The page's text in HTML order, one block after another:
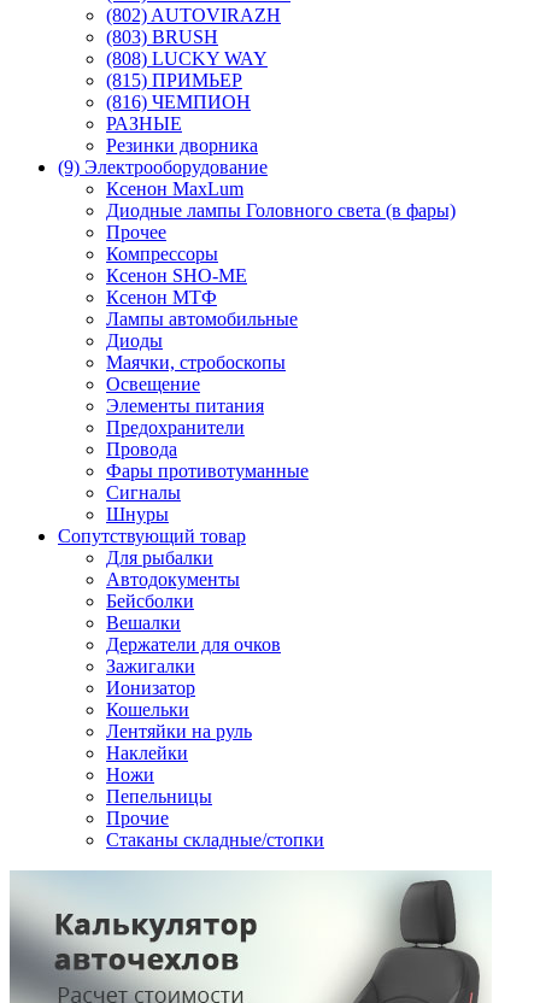
(802) AUTOVIRAZH
(803) BRUSH
(808) LUCKY WAY
(815) ПРИМЬЕР
(816) ЧЕМПИОН
РАЗНЫЕ
Резинки дворника
(9) Электрооборудование
Ксенон MaxLum
Диодные лампы Головного света (в фары)
Прочее
Компрессоры
Ксенон SHO-ME
Ксенон МТФ
Лампы автомобильные
Диоды
Маячки, стробоскопы
Освещение
Элементы питания
Предохранители
Провода
Фары противотуманные
Сигналы
Шнуры
Сопутствующий товар
Для рыбалки
Автодокументы
Бейсболки
Вешалки
Держатели для очков
Зажигалки
Ионизатор
Кошельки
Лентяйки на руль
Наклейки
Ножи
Пепельницы
Прочие
Стаканы складные/стопки